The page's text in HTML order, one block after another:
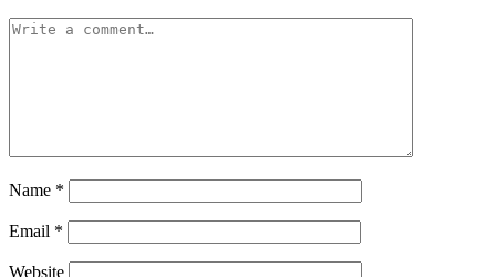
Name *
Email *
Website